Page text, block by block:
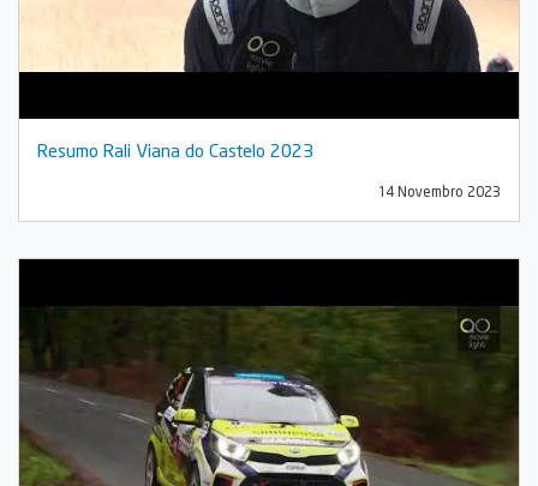
Resumo Rali Viana do Castelo 2023
14 Novembro 2023